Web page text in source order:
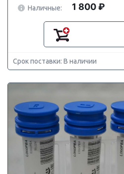
Наличные: 1 800 ₽
Срок поставки: В наличии